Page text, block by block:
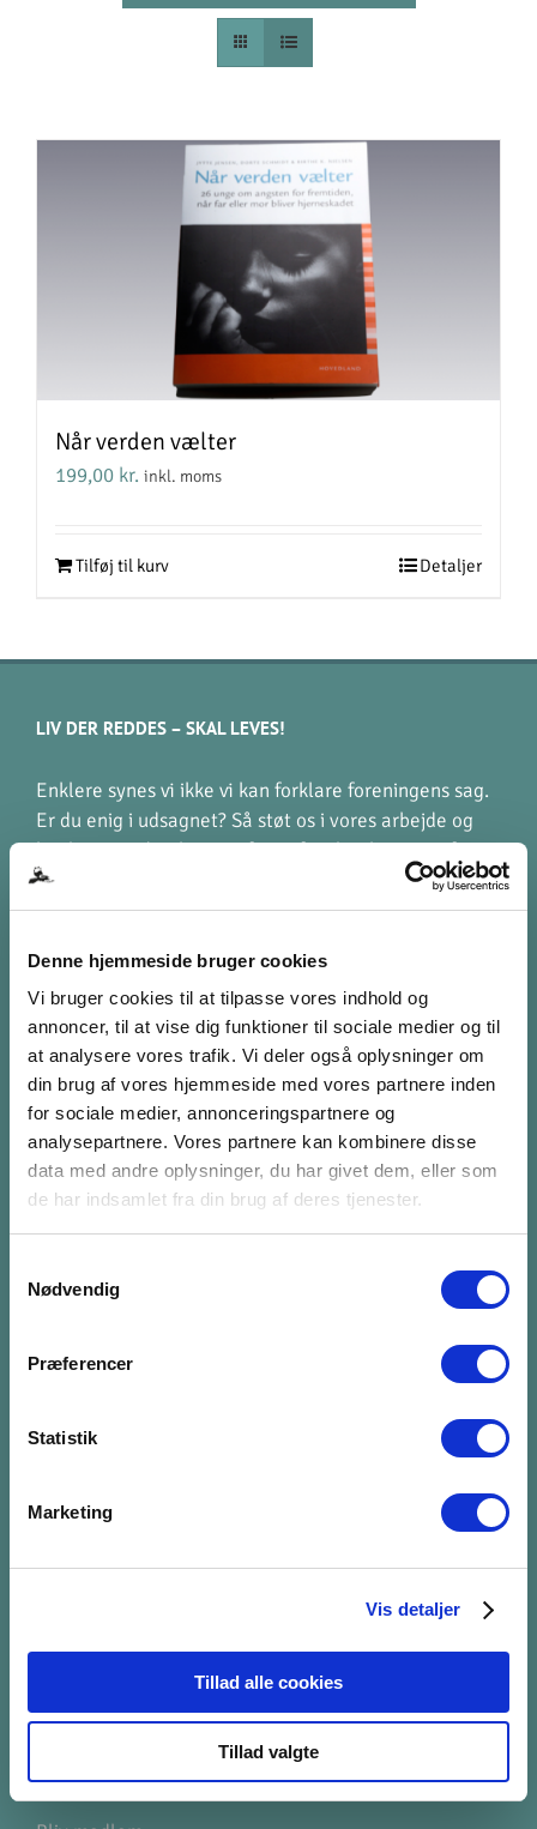
Denne hjemmeside bruger cookies
Vi bruger cookies til at tilpasse vores indhold og
annoncer, til at vise dig funktioner til sociale medier og til
at analysere vores trafik. Vi deler også oplysninger om
din brug af vores hjemmeside med vores partnere inden
for sociale medier, annonceringspartnere og
analysepartnere. Vores partnere kan kombinere disse
data med andre oplysninger, du har givet dem, eller som
de har indsamlet fra din brug af deres tjenester.
Nødvendig
Præferencer
Statistik
Marketing
Vis detaljer
Tillad alle cookies
Tillad valgte
Når verden vælter
199,00 kr. inkl. moms
Tilføj til kurv Detaljer
LIV DER REDDES – SKAL LEVES!
Enklere synes vi ikke vi kan forklare foreningens sag.
Er du enig i udsagnet? Så støt os i vores arbejde og
hjælp os med at kæmpe for at familier berørte af en
hjerneskade, kan leve liv der giver mening.
998 631
[kun til donationer]
Abonnér på vores nyhedsbrev. Vi sender 6-8 gange
PERSONDATAPOLITIK
GENVEJE
Find ligesindede